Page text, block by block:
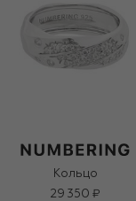
Кольцо
29 350 ₽